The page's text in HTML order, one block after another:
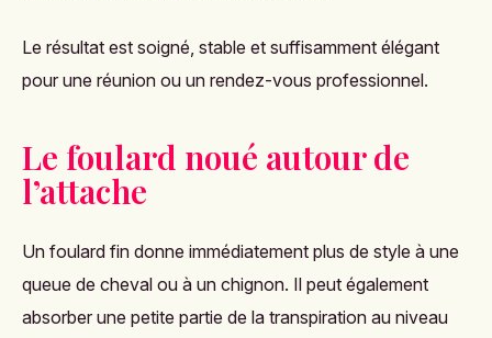
Le résultat est soigné, stable et suffisamment élégant
pour une réunion ou un rendez-vous professionnel.
Le foulard noué autour de
l’attache
Un foulard fin donne immédiatement plus de style à une
queue de cheval ou à un chignon. Il peut également
absorber une petite partie de la transpiration au niveau